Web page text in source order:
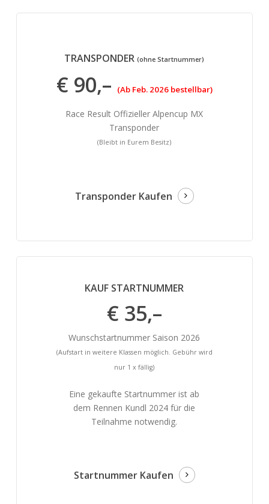
TRANSPONDER(ohne Startnummer)
€ 90,– (Ab Feb. 2026 bestellbar)
Race Result Offizieller Alpencup MX
Transponder
(Bleibt in Eurem Besitz)
Transponder Kaufen
KAUF STARTNUMMER
€ 35,–
Wunschstartnummer Saison 2026
(Aufstart in weitere Klassen möglich. Gebühr wird
nur 1 x fällig)
Eine gekaufte Startnummer ist ab
dem Rennen Kundl 2024 für die
Teilnahme notwendig.
Startnummer Kaufen